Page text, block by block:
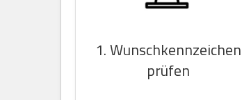
1. Wunschkennzeichen
prüfen